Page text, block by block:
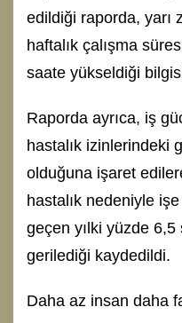
edildiği raporda, yarı
haftalık çalışma
saate yükseldiği
Raporda ayrıca, iş
hastalık izinlerindeki
olduğuna işaret
hastalık nedeniyle işe
geçen yılki yüzde
gerilediği kaydedildi.
Daha az insan daha